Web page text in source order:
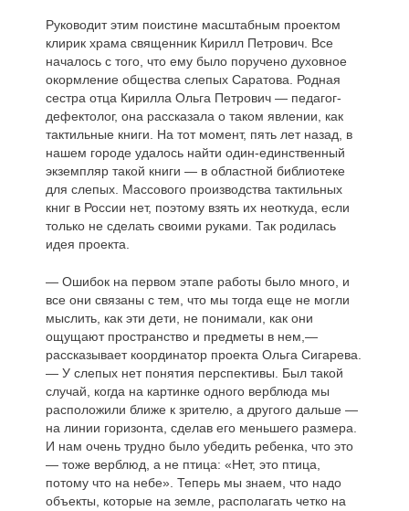
Руководит этим поистине масштабным проектом
клирик храма священник Кирилл Петрович. Все
началось с того, что ему было поручено духовное
окормление общества слепых Саратова. Родная
сестра отца Кирилла Ольга Петрович — педагог-
дефектолог, она рассказала о таком явлении, как
тактильные книги. На тот момент, пять лет назад, в
нашем городе удалось найти один-единственный
экземпляр такой книги — в областной библиотеке
для слепых. Массового производства тактильных
книг в России нет, поэтому взять их неоткуда, если
только не сделать своими руками. Так родилась
идея проекта.
— Ошибок на первом этапе работы было много, и
все они связаны с тем, что мы тогда еще не могли
мыслить, как эти дети, не понимали, как они
ощущают пространство и предметы в нем,—
рассказывает координатор проекта Ольга Сигарева.
— У слепых нет понятия перспективы. Был такой
случай, когда на картинке одного верблюда мы
расположили ближе к зрителю, а другого дальше —
на линии горизонта, сделав его меньшего размера.
И нам очень трудно было убедить ребенка, что это
— тоже верблюд, а не птица: «Нет, это птица,
потому что на небе». Теперь мы знаем, что надо
объекты, которые на земле, располагать четко на